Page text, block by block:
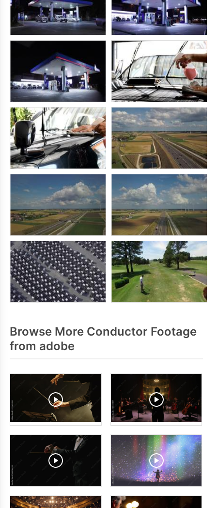
Browse More Conductor Footage
from adobe